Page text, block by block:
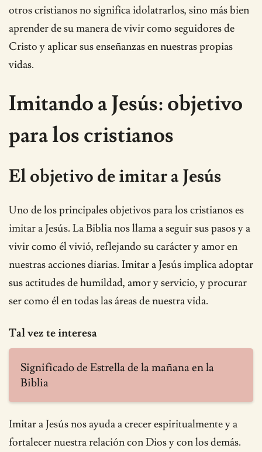
otros cristianos no significa idolatrarlos, sino más bien
aprender de su manera de vivir como seguidores de
Cristo y aplicar sus enseñanzas en nuestras propias
vidas.
Imitando a Jesús: objetivo
para los cristianos
El objetivo de imitar a Jesús
Uno de los principales objetivos para los cristianos es
imitar a Jesús. La Biblia nos llama a seguir sus pasos y a
vivir como él vivió, reflejando su carácter y amor en
nuestras acciones diarias. Imitar a Jesús implica adoptar
sus actitudes de humildad, amor y servicio, y procurar
ser como él en todas las áreas de nuestra vida.
Tal vez te interesa
Significado de Estrella de la mañana en la
Biblia
Imitar a Jesús nos ayuda a crecer espiritualmente y a
fortalecer nuestra relación con Dios y con los demás.